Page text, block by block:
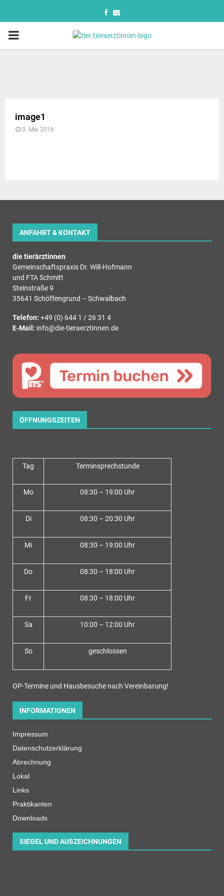
image1
3. Mai 2016
ANFAHRT & KONTAKT
die tierärztinnen
Gemeinschaftspraxis Dr. Will-Hofmann
und FTA Schmitt
Steinstraße 9
35641 Schöffengrund – Schwalbach
Telefon: +49 (0) 644 1 / 26 31 4
E-Mail: info@die-tieraerztinnen.de
ÖFFNUNGSZEITEN
Tag Terminsprechstunde
Mo 08:30 – 19:00 Uhr
Di 08:30 – 20:30 Uhr
Mi 08:30 – 19:00 Uhr
Do 08:30 – 18:00 Uhr
Fr 08:30 – 18:00 Uhr
Sa 10:00 – 12:00 Uhr
So geschlossen
OP-Termine und Hausbesuche nach Vereinbarung!
INFORMATIONEN
Impressum
Datenschutzerklärung
Abrechnung
Lokal
Links
Praktikanten
Downloads
SIEGEL UND AUSZEICHNUNGEN